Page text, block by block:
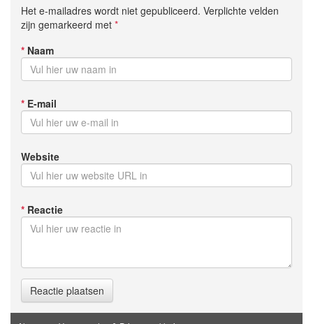
Het e-mailadres wordt niet gepubliceerd. Verplichte velden
zijn gemarkeerd met *
* Naam
* E-mail
Website
* Reactie
Reactie plaatsen